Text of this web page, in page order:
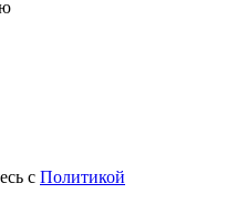
с Политикой